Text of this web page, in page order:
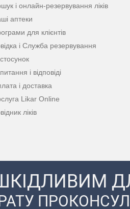
і онлайн-резервування ліків
аптеки
для клієнтів
і Служба резервування
і відповіді
і доставка
Likar Online
ліків